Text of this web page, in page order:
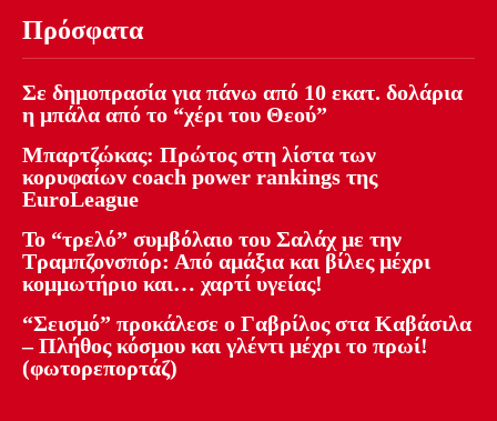
Πρόσφατα
Σε δημοπρασία για πάνω από 10 εκατ. δολάρια
η μπάλα από το “χέρι του Θεού”
Μπαρτζώκας: Πρώτος στη λίστα των
κορυφαίων coach power rankings της
EuroLeague
Το “τρελό” συμβόλαιο του Σαλάχ με την
Τραμπζονσπόρ: Από αμάξια και βίλες μέχρι
κομμωτήριο και… χαρτί υγείας!
“Σεισμό” προκάλεσε ο Γαβρίλος στα Καβάσιλα
– Πλήθος κόσμου και γλέντι μέχρι το πρωί!
(φωτορεπορτάζ)